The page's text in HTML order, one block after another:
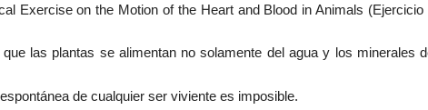
Exercise on the Motion of the Heart and Blood in Animals
las plantas se alimentan no solamente del agua y los minerales
de cualquier ser viviente es imposible.